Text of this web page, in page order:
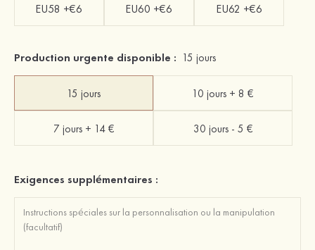
EU58 +€6 EU60 +€6 EU62 +€6
Production urgente disponible : 15 jours
15 jours 10 jours + 8 €
7 jours + 14 € 30 jours - 5 €
Exigences supplémentaires :